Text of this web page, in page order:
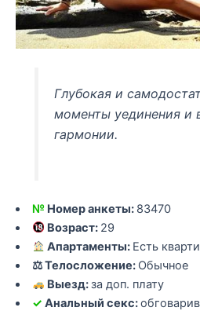
Глубокая и
моменты уединения и
гармонии.
№ Номер анкеты: 83470
Возраст: 29
Апартаменты: Есть
⚖ Телосложение: Обычное
Выезд:за доп. плату
✓ Анальный секс: